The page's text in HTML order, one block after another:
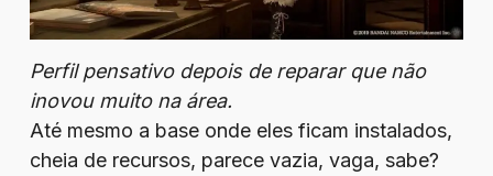
Perfil pensativo depois de reparar que não
inovou muito na área.
Até mesmo a base onde eles ficam instalados,
cheia de recursos, parece vazia, vaga, sabe?